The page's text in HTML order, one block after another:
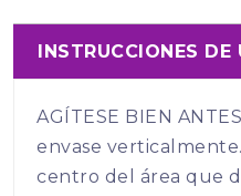
INSTRUCCIONES DE
AGÍTESE BIEN
envase
centro del área que